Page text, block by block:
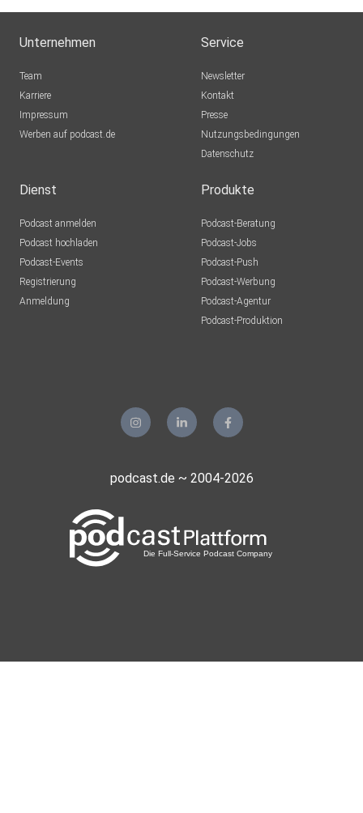
Unternehmen
Team
Karriere
Impressum
Werben auf podcast.de
Service
Newsletter
Kontakt
Presse
Nutzungsbedingungen
Datenschutz
Dienst
Podcast anmelden
Podcast hochladen
Podcast-Events
Registrierung
Anmeldung
Produkte
Podcast-Beratung
Podcast-Jobs
Podcast-Push
Podcast-Werbung
Podcast-Agentur
Podcast-Produktion
podcast.de ~ 2004-2026